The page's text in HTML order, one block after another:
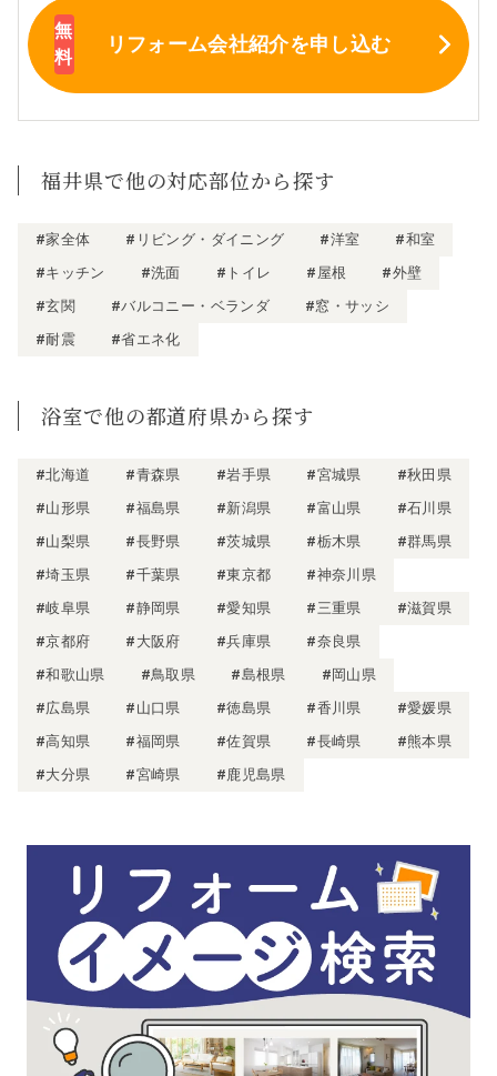
リフォーム会社紹介を申し込む
福井県で他の対応部位から探す
#家全体 #リビング・ダイニング #洋室
#和室
#キッチン
#洗面 #トイレ #屋根
#外壁
#玄関
#バルコニー・ベランダ
#窓・サッシ
#耐震
#省エネ化
浴室で他の都道府県から探す
#北海道 #青森県 #岩手県 #宮城県
#秋田県
#山形県
#福島県 #新潟県 #富山県
#石川県
#山梨県
#長野県 #茨城県 #栃木県
#群馬県
#埼玉県
#千葉県 #東京都
#神奈川県
#岐阜県
#静岡県 #愛知県 #三重県
#滋賀県
#京都府
#大阪府 #兵庫県
#奈良県
#和歌山県
#鳥取県 #島根県
#岡山県
#広島県
#山口県 #徳島県 #香川県
#愛媛県
#高知県
#福岡県 #佐賀県 #長崎県
#熊本県
#大分県
#宮崎県 #鹿児島県